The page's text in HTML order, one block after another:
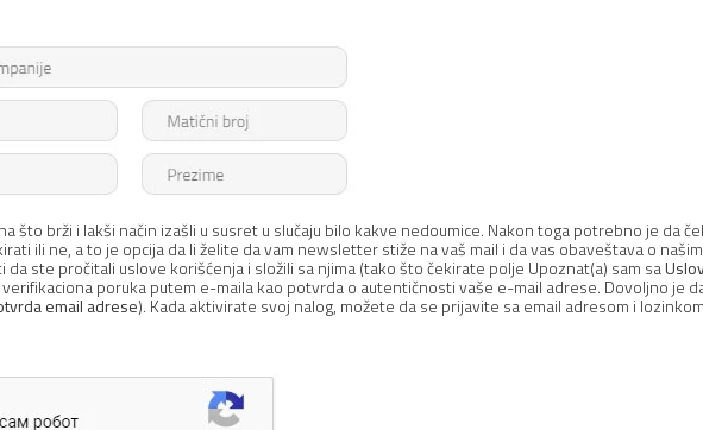
što brži i lakši način izašli u susret u slučaju bilo kakve nedoumice. Nakon toga potrebno je da
ili ne, a to je opcija da li želite da vam newsletter stiže na vaš mail i da vas obaveštava o
ste pročitali uslove korišćenja i složili sa njima (tako što čekirate polje Upoznat(a) sam sa
poruka putem e-maila kao potvrda o autentičnosti vaše e-mail adrese. Dovoljno je
email adrese). Kada aktivirate svoj nalog, možete da se prijavite sa email adresom i